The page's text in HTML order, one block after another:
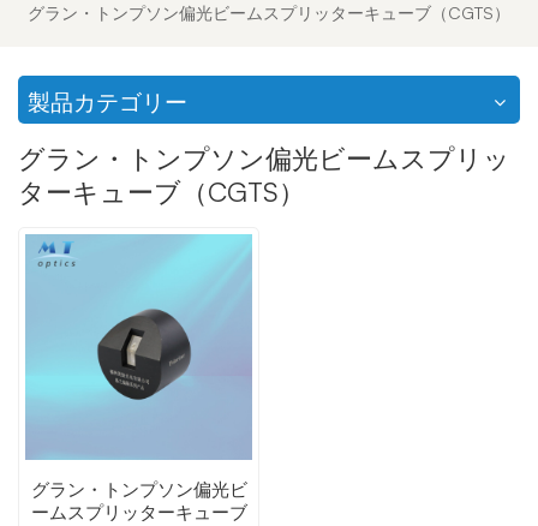
グラン・トンプソン偏光ビームスプリッターキューブ（CGTS）
製品カテゴリー
グラン・トンプソン偏光ビームスプリッ
ターキューブ（CGTS）
グラン・トンプソン偏光ビ
ームスプリッターキューブ